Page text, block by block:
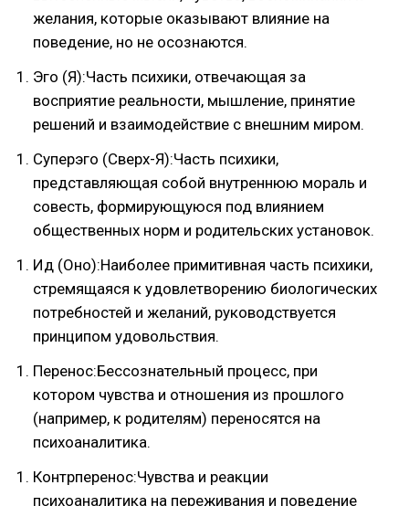
желания, которые оказывают влияние на
поведение, но не осознаются.
Эго (Я):Часть психики, отвечающая за
восприятие реальности, мышление, принятие
решений и взаимодействие с внешним миром.
Суперэго (Сверх-Я):Часть психики,
представляющая собой внутреннюю мораль и
совесть, формирующуюся под влиянием
общественных норм и родительских установок.
Ид (Оно):Наиболее примитивная часть психики,
стремящаяся к удовлетворению биологических
потребностей и желаний, руководствуется
принципом удовольствия.
Перенос:Бессознательный процесс, при
котором чувства и отношения из прошлого
(например, к родителям) переносятся на
психоаналитика.
Контрперенос:Чувства и реакции
психоаналитика на переживания и поведение